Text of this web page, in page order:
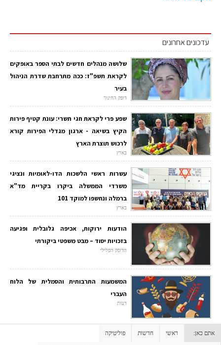
עדכונים אחרונים
שלושה מנהלים חדשים לבתי הספר באופקים
לקראת תשפ"ז: ככה מתרחבת שדרת הניהול
בעיר
דופק החינוך
שפע פרי לקראת חגי תשרי: עונת קטיף פירות
הקיץ בשיאה - ארגון מגדלי הפירות קורא
לרכוש תוצרת הארץ
בארץ
עשרות ראשי הלשכות הדו-לאומיות ונציגי
משרדי הממשלה ביקרו בקריית מד"א
ברמלה ונחשפו למוקד 101
בארץ
הודעות ירוקות, אכיפה גלובלית ופגיעה
בזכויות יסוד – מבט משפטי ביקורתי
הדופק הפלילי
המשמעות התרבותית והסמלית של הלוח
העברי
דעות
אתם כאן: ראשי חדשות פוליטיקה